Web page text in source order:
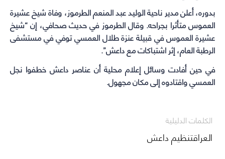
بدوره، أعلن مدير ناحية الوليد عبد المنعم الطرموز، وفاة شيخ عشيرة
العموس متأثرا بجراحه. وقال الطرموز في حديث صحافي، إن “شيخ
عشيرة العموس في قبيلة عنزة طلال العمسي توفي في مستشفى
الرطبة العام، إثر اشتباكات مع داعش”.
في حين أفادت وسائل إعلام محلية أن عناصر داعش خطفوا نجل
العمسي واقتادوه إلى مكان مجهول.
الكلمات الدليلية
العراقتنظيم داعش